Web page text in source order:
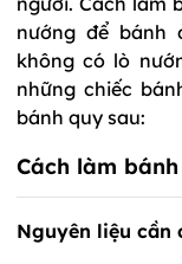
nướng để bánh
không có lò
những chiếc
bánh quy sau:
Cách làm
Nguyên liệu cần